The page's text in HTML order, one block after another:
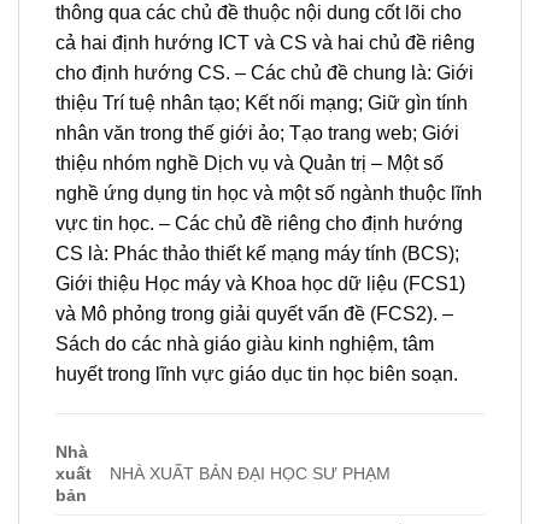
thông qua các chủ đề thuộc nội dung cốt lõi cho
cả hai định hướng ICT và CS và hai chủ đề riêng
cho định hướng CS. – Các chủ đề chung là: Giới
thiệu Trí tuệ nhân tạo; Kết nối mạng; Giữ gìn tính
nhân văn trong thế giới ảo; Tạo trang web; Giới
thiệu nhóm nghề Dịch vụ và Quản trị – Một số
nghề ứng dụng tin học và một số ngành thuộc lĩnh
vực tin học. – Các chủ đề riêng cho định hướng
CS là: Phác thảo thiết kế mạng máy tính (BCS);
Giới thiệu Học máy và Khoa học dữ liệu (FCS1)
và Mô phỏng trong giải quyết vấn đề (FCS2). –
Sách do các nhà giáo giàu kinh nghiệm, tâm
huyết trong lĩnh vực giáo dục tin học biên soạn.
Nhà
xuất
bản
NHÀ XUẤT BẢN ĐẠI HỌC SƯ PHẠM